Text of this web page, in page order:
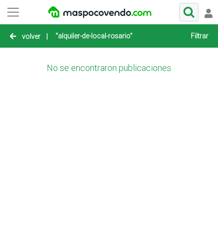
volver | "alquiler-de-local-rosario" Filtrar
No se encontraron publicaciones